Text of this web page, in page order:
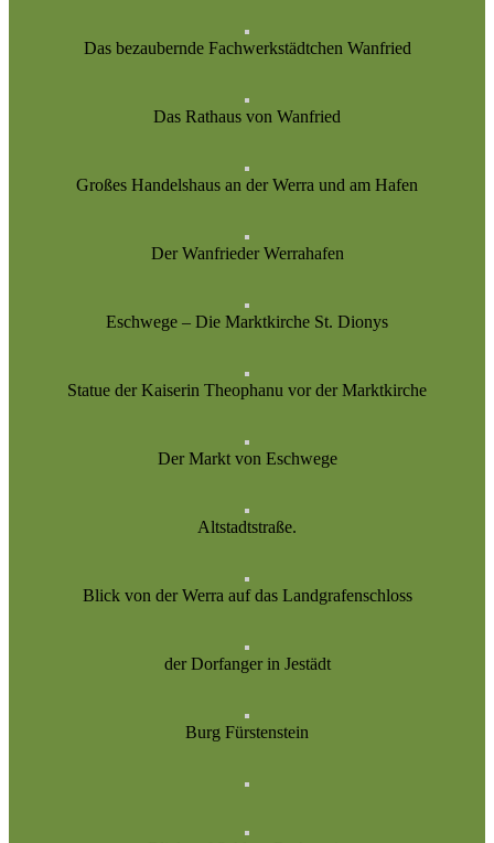
Das bezaubernde Fachwerkstädtchen Wanfried
Das Rathaus von Wanfried
Großes Handelshaus an der Werra und am Hafen
Der Wanfrieder Werrahafen
Eschwege – Die Marktkirche St. Dionys
Statue der Kaiserin Theophanu vor der Marktkirche
Der Markt von Eschwege
Altstadtstraße.
Blick von der Werra auf das Landgrafenschloss
der Dorfanger in Jestädt
Burg Fürstenstein